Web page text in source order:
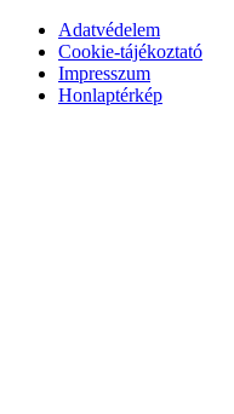
Adatvédelem
Cookie-tájékoztató
Impresszum
Honlaptérkép